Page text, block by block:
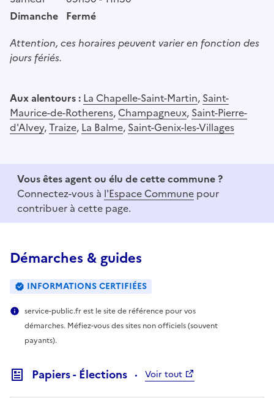
Dimanche Fermé
Attention, ces horaires peuvent varier en fonction des
jours fériés.
Aux alentours : La Chapelle-Saint-Martin, Saint-
Maurice-de-Rotherens, Champagneux, Saint-Pierre-
d'Alvey,Traize, La Balme, Saint-Genix-les-Villages
Vous êtes agent ou élu de cette commune ?
Connectez-vous à l'Espace Commune pour
contribuer à cette page.
Démarches & guides
INFORMATIONS CERTIFIÉES
service-public.fr est le site de référence pour vos
démarches. Méfiez-vous des sites non officiels (souvent
payants).
Papiers - Élections Voir tout